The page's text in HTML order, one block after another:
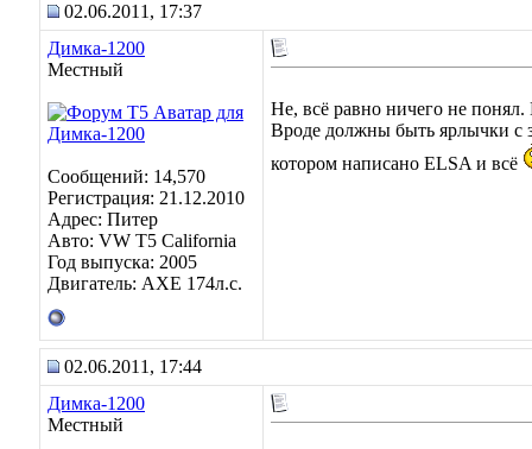
02.06.2011, 17:37
Димка-1200
Местный
Сообщений: 14,570
Регистрация: 21.12.2010
Адрес: Питер
Авто: VW T5 California
Год выпуска: 2005
Двигатель: AXE 174л.с.
Не, всё равно ничего не
Вроде должны быть ярлычки с
котором написано ELSA и всё
02.06.2011, 17:44
Димка-1200
Местный